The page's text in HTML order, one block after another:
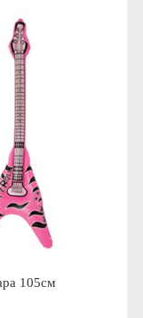
105см